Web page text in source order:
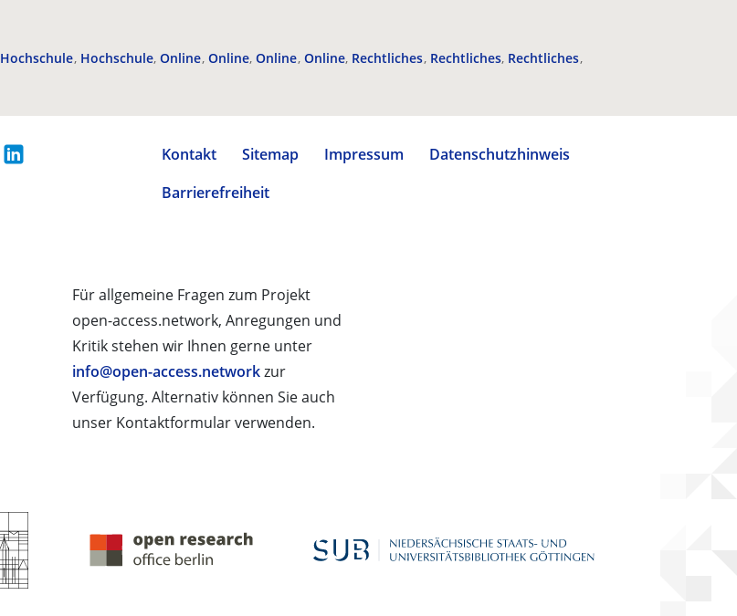
Hochschule Hochschule Online Online Online Online Rechtliches Rechtliches Rechtliches
Kontakt Sitemap Impressum
Datenschutzhinweis
Barrierefreiheit
Für allgemeine Fragen zum Projekt
open-access.network, Anregungen und
Kritik stehen wir Ihnen gerne unter
info@open-access.networkzur
Verfügung. Alternativ können Sie auch
unser Kontaktformular verwenden.